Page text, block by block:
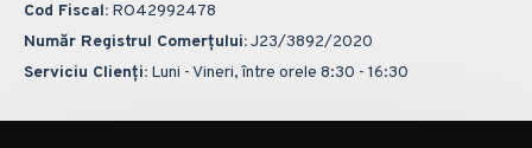
Cod Fiscal: RO42992478
Număr Registrul Comerțului:J23/3892/2020
Serviciu Clienți: Luni - Vineri, între orele 8:30 - 16:30